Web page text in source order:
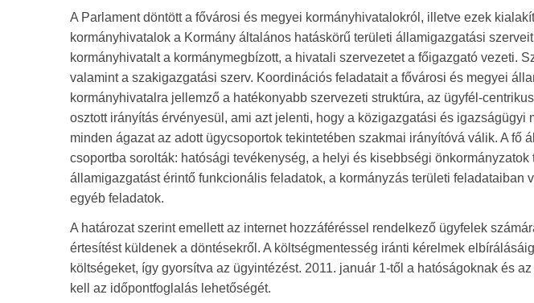
A Parlament döntött a fővárosi és megyei kormányhivatalokról, illetve ezek
kormányhivatalok a Kormány általános hatáskörű területi államigazgatási
kormányhivatalt a kormánymegbízott, a hivatali szervezetet a főigazgató vezeti.
valamint a szakigazgatási szerv. Koordinációs feladatait a fővárosi és megyei
kormányhivatalra jellemző a hatékonyabb szervezeti struktúra, az ügyfél-
osztott irányítás érvényesül, ami azt jelenti, hogy a közigazgatási és igazságügyi
minden ágazat az adott ügycsoportok tekintetében szakmai irányítóvá válik. A fő
csoportba sorolták: hatósági tevékenység, a helyi és kisebbségi
államigazgatást érintő funkcionális feladatok, a kormányzás területi feladataiban
egyéb feladatok.
A határozat szerint emellett az internet hozzáféréssel rendelkező ügyfelek
értesítést küldenek a döntésekről. A költségmentesség iránti kérelmek
költségeket, így gyorsítva az ügyintézést. 2011. január 1-től a hatóságoknak és
kell az időpontfoglalás lehetőségét.